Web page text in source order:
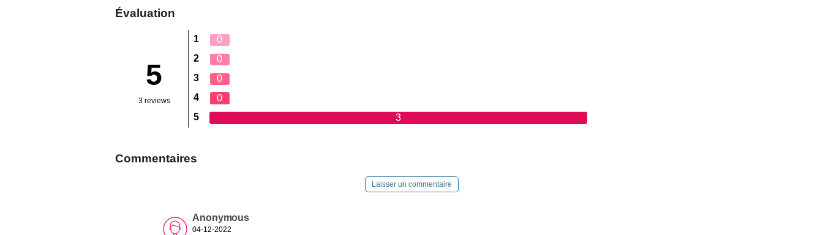
Évaluation
5
3 reviews
1
0
2
0
3
0
4
0
5
3
Commentaires
Laisser un commentaire
Anonymous
04-12-2022